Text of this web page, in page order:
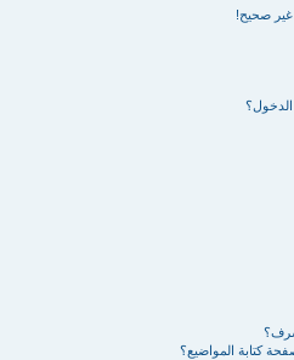
غير صحيح!
كتابة المواضيع؟